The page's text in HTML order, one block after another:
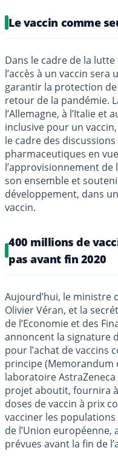
Le vaccin comme
Dans le cadre de la
l’accès à un vaccin
garantir la protection
retour de la pandémie.
l’Allemagne, à l’Italie et
inclusive pour un
le cadre des
pharmaceutiques en
l’approvisionnement
son ensemble et
développement, dans
vaccin.
400 millions de
pas avant fin 2020
Aujourd’hui, le ministre
Olivier Véran, et la
de l’Economie et des
annoncent la signature
pour l’achat de vaccins
principe (Memorandum
laboratoire
projet aboutit, fournira à
doses de vaccin à prix
vacciner les populations
de l’Union européenne,
prévues avant la fin de